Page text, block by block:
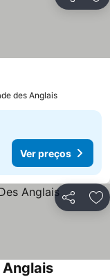
des Anglais
Ver preços
Partilhar
Anglais